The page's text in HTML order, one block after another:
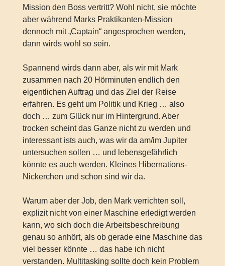
Mission den Boss vertritt? Wohl nicht, sie möchte
aber während Marks Praktikanten-Mission
dennoch mit „Captain“ angesprochen werden,
dann wirds wohl so sein.
Spannend wirds dann aber, als wir mit Mark
zusammen nach 20 Hörminuten endlich den
eigentlichen Auftrag und das Ziel der Reise
erfahren. Es geht um Politik und Krieg … also
doch … zum Glück nur im Hintergrund. Aber
trocken scheint das Ganze nicht zu werden und
interessant ists auch, was wir da am/im Jupiter
untersuchen sollen … und lebensgefährlich
könnte es auch werden. Kleines Hibernations-
Nickerchen und schon sind wir da.
Warum aber der Job, den Mark verrichten soll,
explizit nicht von einer Maschine erledigt werden
kann, wo sich doch die Arbeitsbeschreibung
genau so anhört, als ob gerade eine Maschine das
viel besser könnte … das habe ich nicht
verstanden. Multitasking sollte doch kein Problem